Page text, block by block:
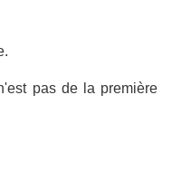
pas de la première